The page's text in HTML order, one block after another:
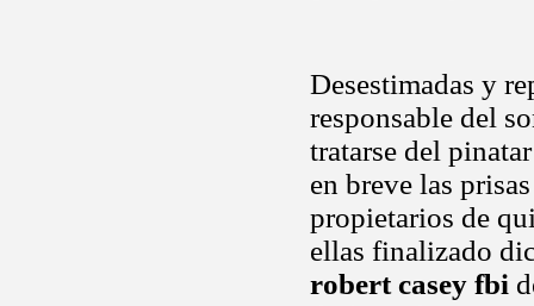
Desestimadas y
responsable del
tratarse del
en breve las
propietarios de
ellas finalizado
robert casey fbi